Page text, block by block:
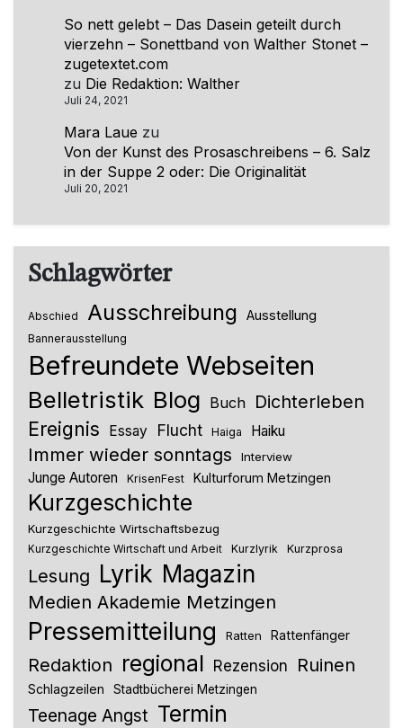
So nett gelebt – Das Dasein geteilt durch
vierzehn – Sonettband von Walther Stonet –
zugetextet.com
zu Die Redaktion: Walther
Juli 24, 2021
Mara Laue zu
Von der Kunst des Prosaschreibens – 6. Salz
in der Suppe 2 oder: Die Originalität
Juli 20, 2021
Schlagwörter
Abschied Ausschreibung Ausstellung
Bannerausstellung
Befreundete Webseiten
Belletristik Blog Buch Dichterleben
Ereignis Essay Flucht Haiga Haiku
Immer wieder sonntags Interview
Junge Autoren KrisenFest Kulturforum Metzingen
Kurzgeschichte
Kurzgeschichte Wirtschaftsbezug
Kurzgeschichte Wirtschaft und Arbeit Kurzlyrik Kurzprosa
Lesung Lyrik Magazin
Medien Akademie Metzingen
Pressemitteilung Ratten Rattenfänger
Redaktion regional Rezension Ruinen
Schlagzeilen Stadtbücherei Metzingen
Teenage Angst Termin